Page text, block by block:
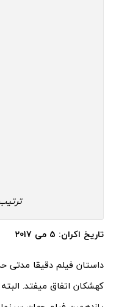
تاریخ اکران: 5 می 2017
کهشکان اتفاق میفتد.